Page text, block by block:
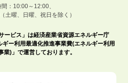
：10:00～12:00、
土曜、日曜、祝日を除く）
ービス」は経済産業省資源エネルギー庁
ギー利用最適化推進事業費(エネルギー利用
業)」で運営しております。